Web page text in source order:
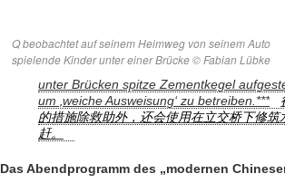
Q beobachtet auf seinem Heimweg von seinem Auto
spielende Kinder unter einer Brücke © Fabian Lübke
unter Brücken spitze Zementkegel
um ‚weiche Ausweisung‘ zu betreiben.***
的措施除救助外，还会使用在立交桥下修
赶。
Das Abendprogramm des „modernen